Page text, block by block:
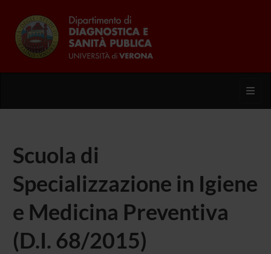
Scuola di
Specializzazione in Igiene
e Medicina Preventiva
(D.I. 68/2015)